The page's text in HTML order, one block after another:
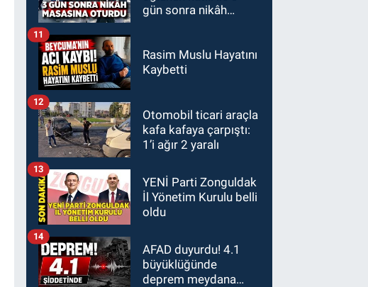
gün sonra nikâh
Rasim Muslu Hayatını
Kaybetti
11
Otomobil ticari araçla
kafa kafaya çarpıştı:
1’i ağır 2 yaralı
12
YENİ Parti Zonguldak
İl Yönetim Kurulu belli
oldu
13
AFAD duyurdu! 4.1
büyüklüğünde
deprem meydana
14